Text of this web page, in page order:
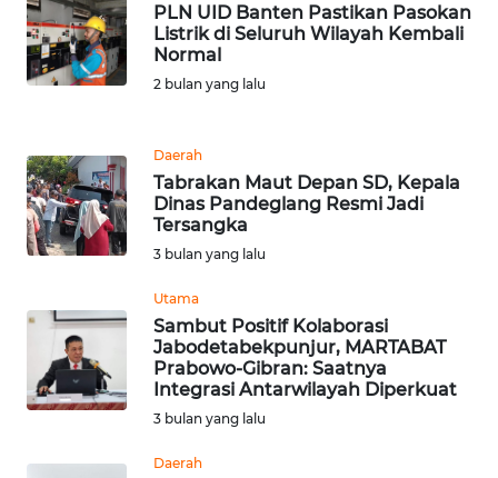
PLN UID Banten Pastikan Pasokan
Listrik di Seluruh Wilayah Kembali
Normal
2 bulan yang lalu
Daerah
Tabrakan Maut Depan SD, Kepala
Dinas Pandeglang Resmi Jadi
Tersangka
3 bulan yang lalu
Utama
Sambut Positif Kolaborasi
Jabodetabekpunjur, MARTABAT
Prabowo-Gibran: Saatnya
Integrasi Antarwilayah Diperkuat
3 bulan yang lalu
Daerah
KARIR
Wahana
News
Regional
WN
WN
JAKARTA